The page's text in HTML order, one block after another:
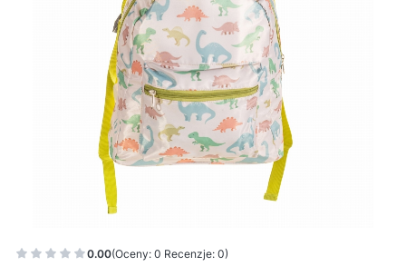
0.00(Oceny: 0 Recenzje: 0)